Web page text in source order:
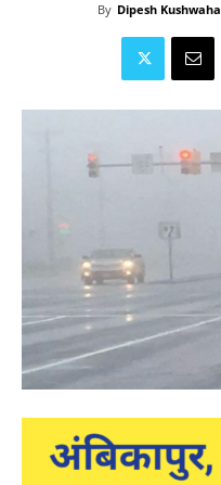
By Dipesh Kushwaha